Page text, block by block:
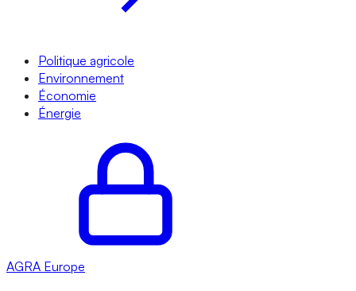
Politique agricole
Environnement
Économie
Énergie
AGRA Europe